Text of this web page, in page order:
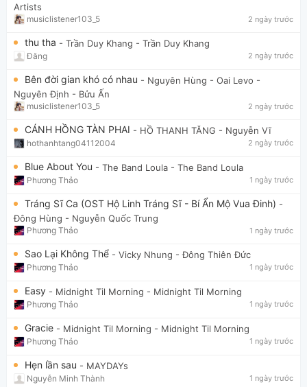
Artists
musiclistener103_5 2 ngày trước
thu tha - Trần Duy Khang - Trần Duy Khang
Đăng 2 ngày trước
Bên đời gian khó có nhau - Nguyên Hùng - Oai Levo -
Nguyên Định - Bửu Ấn
musiclistener103_5 2 ngày trước
CÁNH HỒNG TÀN PHAI - HỒ THANH TĂNG - Nguyễn Vĩ
hothanhtang04112004 2 ngày trước
Blue About You - The Band Loula - The Band Loula
Phương Thảo 1 ngày trước
Tráng Sĩ Ca (OST Hộ Linh Tráng Sĩ - Bí Ẩn Mộ Vua Đinh) -
Đông Hùng - Nguyễn Quốc Trung
Phương Thảo 1 ngày trước
Sao Lại Không Thể - Vicky Nhung - Đông Thiên Đức
Phương Thảo 1 ngày trước
Easy - Midnight Til Morning - Midnight Til Morning
Phương Thảo 1 ngày trước
Gracie - Midnight Til Morning - Midnight Til Morning
Phương Thảo 1 ngày trước
Hẹn lần sau - MAYDAYs
Nguyễn Minh Thành 1 ngày trước